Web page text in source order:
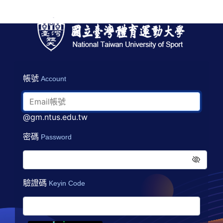
帳號 Account
@gm.ntus.edu.tw
密碼 Password
驗證碼 Keyin Code